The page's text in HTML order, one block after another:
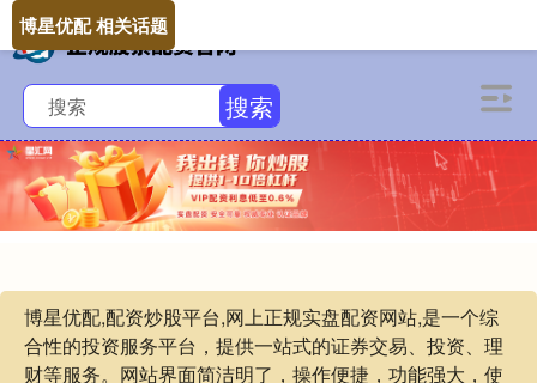
搜索
博星优配,配资炒股平台,网上正规实盘配资网站,是一个综
合性的投资服务平台，提供一站式的证券交易、投资、理
财等服务。网站界面简洁明了，操作便捷，功能强大，使
博星优配 相关话题